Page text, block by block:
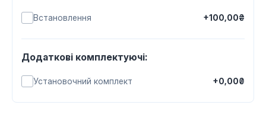
Встановлення +100,00₴
Додаткові комплектуючі:
Установочний комплект +0,00₴